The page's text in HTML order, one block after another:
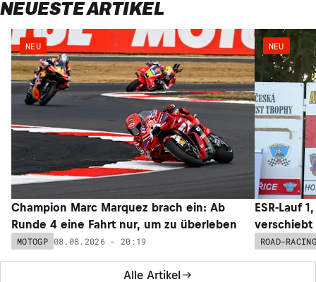
NEUESTE ARTIKEL
Alle Artikel
NEU
Champion Marc Marquez brach ein: Ab
Runde 4 eine Fahrt nur, um zu überleben
MOTOGP 08.08.2026 - 20:19
NEU
ESR-Lauf
verschiebt
ROAD-RACING